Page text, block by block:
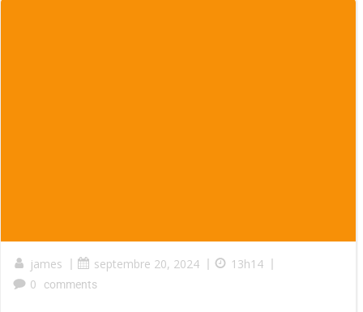
james | septembre 20, 2024 | 13h14 |
0
comments